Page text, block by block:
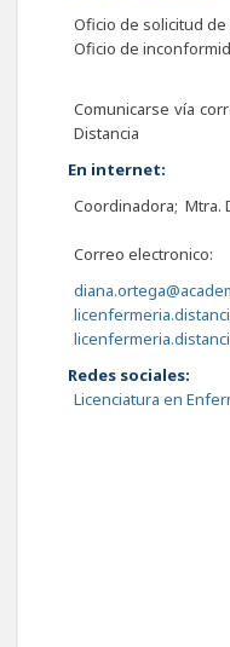
Oficio de solicitud
Oficio de
Comunicarse vía
Distancia
En internet:
Coordinadora; Mtra.
Correo electronico:
Redes sociales:
Licenciatura en